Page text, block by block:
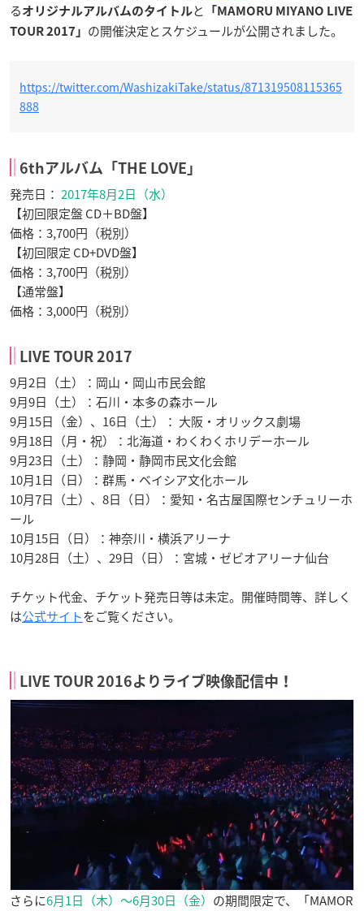
る オリジナルアルバムのタイトルと
「MAMORU MIYANO LIVE
TOUR 2017」 の開催決定とスケジュールが公開されました。
https://twitter.com/WashizakiTake/status/871319508115365
888
6thアルバム「THE LOVE」
発売日： 2017年8月2日（水）
【初回限定盤 CD＋BD盤】
価格：3,700円（税別）
【初回限定 CD+DVD盤】
価格：3,700円（税別）
【通常盤】
価格：3,000円（税別）
LIVE TOUR 2017
9月2日（土）：岡山・岡山市民会館
9月9日（土）：石川・本多の森ホール
9月15日（金）、16日（土）： 大阪・オリックス劇場
9月18日（月・祝）：北海道・わくわくホリデーホール
9月23日（土）：静岡・静岡市民文化会館
10月1日（日）：群馬・ベイシア文化ホール
10月7日（土）、8日（日）：愛知・名古屋国際センチュリーホ
ール
10月15日（日）：神奈川・横浜アリーナ
10月28日（土）、29日（日）：宮城・ゼビオアリーナ仙台
チケット代金、チケット発売日等は未定。開催時間等、詳しく
は公式サイトをご覧ください。
LIVE TOUR 2016よりライブ映像配信中！
さらに6月1日（木）〜6月30日（金） の期間限定で、「MAMOR